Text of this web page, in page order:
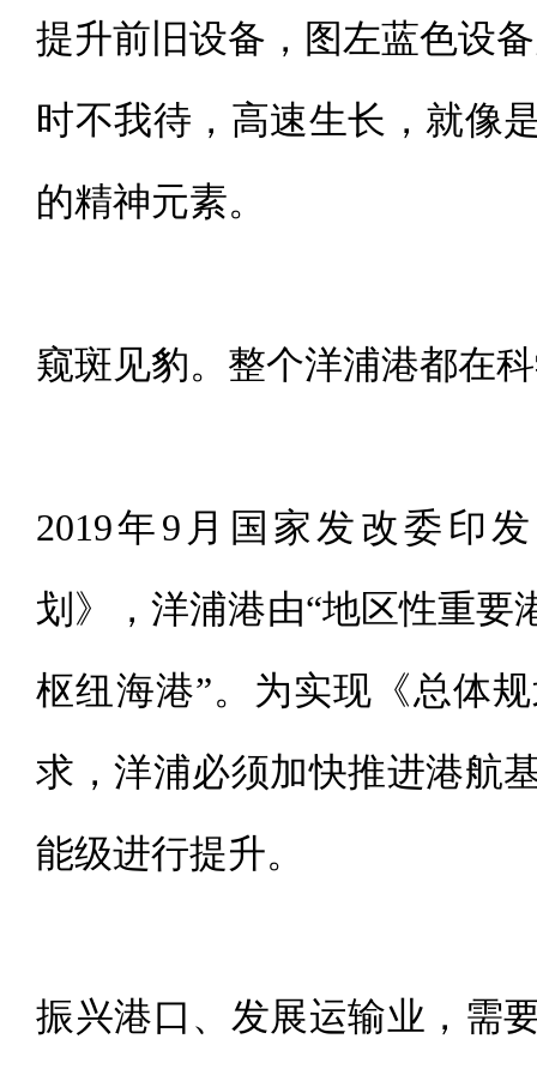
提升前旧设备，图左蓝色设
时不我待，高速生长，就像
的精神元素。
窥斑见豹。整个洋浦港都在
2019年9月国家发改委印
划》，洋浦港由“地区性重要
枢纽海港”。为实现《总体
求，洋浦必须加快推进港航
能级进行提升。
振兴港口、发展运输业，需